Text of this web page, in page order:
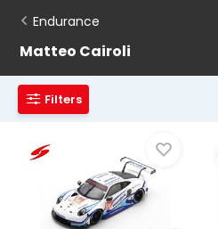
Endurance
Matteo Cairoli
Filters